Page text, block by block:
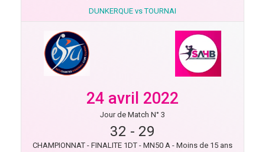
DUNKERQUE vs TOURNAI
24 avril 2022
Jour de Match N° 3
32 - 29
CHAMPIONNAT - FINALITE 1DT - MN50 A - Moins de 15 ans